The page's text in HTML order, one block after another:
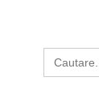
Search
for: